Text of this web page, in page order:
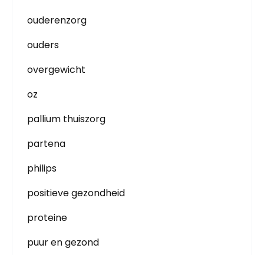
ouderenzorg
ouders
overgewicht
oz
pallium thuiszorg
partena
philips
positieve gezondheid
proteine
puur en gezond